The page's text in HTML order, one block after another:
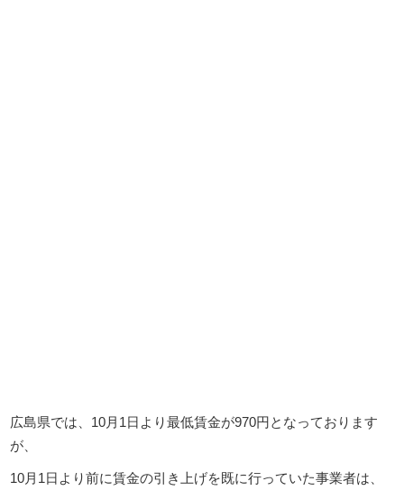
広島県では、10月1日より最低賃金が970円となっております
が、
10月1日より前に賃金の引き上げを既に行っていた事業者は、